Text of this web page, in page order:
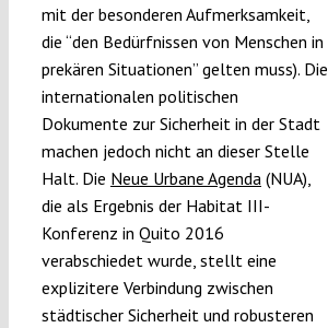
mit der besonderen Aufmerksamkeit,
die “den Bedürfnissen von Menschen in
prekären Situationen” gelten muss). Die
internationalen politischen
Dokumente zur Sicherheit in der Stadt
machen jedoch nicht an dieser Stelle
Halt. Die Neue Urbane Agenda(NUA),
die als Ergebnis der Habitat III-
Konferenz in Quito 2016
verabschiedet wurde, stellt eine
explizitere Verbindung zwischen
städtischer Sicherheit und robusteren